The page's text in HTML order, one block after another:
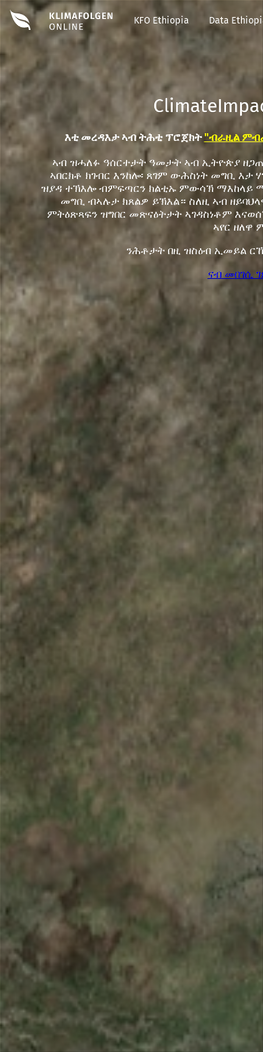
KFO Ethiopia Data
እቲ መረዳእታ ኣብ ትሕቲ ፕሮጀክት"ብራዚል
ኣብ ዝሓለፉ ዓሰርተታት ዓመታት ኣብ ኢትዮጵያ
ኣበርክቶ ክገብር እንከሎ፡ ጸገም ውሕስነት መግቢ
ዝያዳ ተኽእሎ ብምፍጣርን ክልቲኡ ምውሳኽ ማእከላይ
መግቢ ብኣሉታ ክጸልዎ ይኽእል። ስለዚ ኣብ
ምትዕጽጻፍን ዝግበር መጽናዕትታት ኣገዳስነቶም
ኣየር ዘለዋ
ንሕቶታት በዚ ዝስዕብ ኢመይል
ናብ መበገሲ